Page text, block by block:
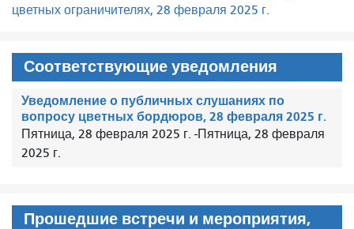
цветных ограничителях, 28 февраля 2025 г.
Соответствующие уведомления
Уведомление о публичных слушаниях по
вопросу цветных бордюров, 28 февраля 2025 г.
Пятница, 28 февраля 2025 г. -Пятница, 28 февраля
2025 г.
Прошедшие встречи и мероприятия,